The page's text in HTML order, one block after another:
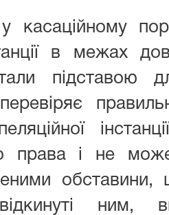
у касаційному
в межах
підставою
права і не
обставини,
ним,